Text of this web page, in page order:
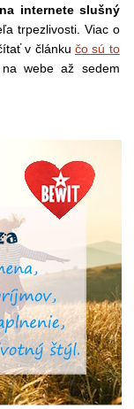
internete slušný
trpezlivosti. Viac o
v článku čo sú to
webe až sedem